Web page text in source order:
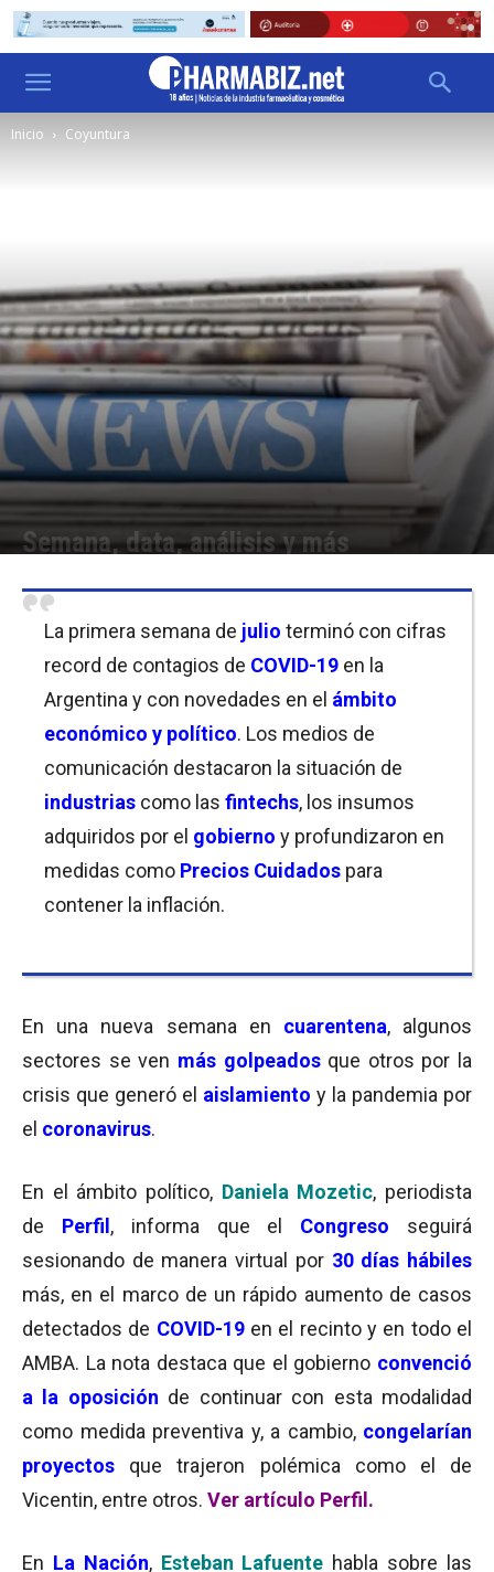
Inicio Coyuntura
Semana, data, análisis y más
La primera semana de julio terminó con cifras
record de contagios de COVID-19 en la
Argentina y con novedades en el ámbito
económico y político. Los medios de
comunicación destacaron la situación de
industrias como las fintechs, los insumos
adquiridos por el gobierno y profundizaron en
medidas como Precios Cuidados para
contener la inflación.
En una nueva semana en cuarentena, algunos
sectores se ven más golpeadosque otros por la
crisis que generó el aislamiento y la pandemia por
el coronavirus.
En el ámbito político, Daniela Mozetic, periodista
de Perfil , informa que el Congreso seguirá
sesionando de manera virtual por 30 días hábiles
más, en el marco de un rápido aumento de casos
detectados de COVID-19en el recinto y en todo el
AMBA. La nota destaca que el gobierno convenció
a la oposición de continuar con esta modalidad
como medida preventiva y, a cambio, congelarían
proyectos que trajeron polémica como el de
Vicentin, entre otros. Ver artículo Perfil.
En La Nación, Esteban Lafuente habla sobre las